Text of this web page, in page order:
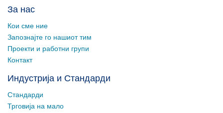
За нас
Кои сме ние
Запознајте го нашиот тим
Проекти и работни групи
Контакт
Индустрија и Стандарди
Стандарди
Трговија на мало